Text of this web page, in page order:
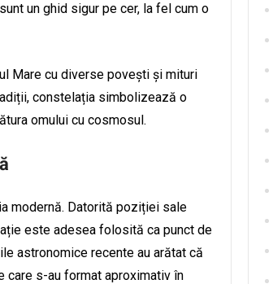
un ghid sigur pe cer, la fel cum o
Mare cu diverse povești și mituri
constelația simbolizează o
omului cu cosmosul.
modernă. Datorită poziției sale
este adesea folosită ca punct de
astronomice recente au arătat că
care s-au format aproximativ în